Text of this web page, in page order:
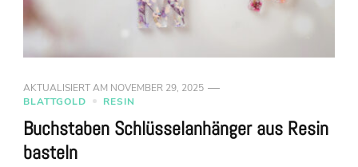
AKTUALISIERT AM NOVEMBER 29, 2025
BLATTGOLD
RESIN
Buchstaben Schlüsselanhänger aus Resin
basteln